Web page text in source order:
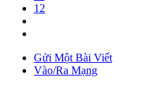
12
Gửi Một Bài Viết
Vào/Ra Mạng